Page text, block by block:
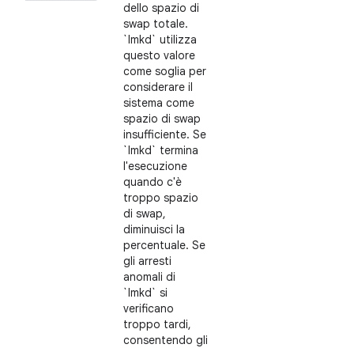
dello spazio di
swap totale.
`lmkd` utilizza
questo valore
come soglia per
considerare il
sistema come
spazio di swap
insufficiente. Se
`lmkd` termina
l'esecuzione
quando c'è
troppo spazio
di swap,
diminuisci la
percentuale. Se
gli arresti
anomali di
`lmkd` si
verificano
troppo tardi,
consentendo gli